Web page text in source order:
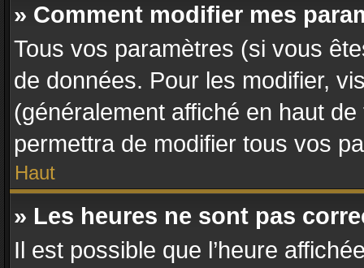
» Comment modifier mes
Tous vos paramètres (si vous
de données. Pour les modifier,
(généralement affiché en haut
permettra de modifier tous vos
Haut
» Les heures ne sont pas
Il est possible que l’heure